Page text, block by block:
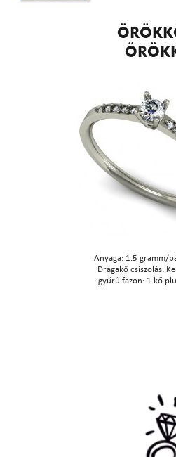
Anyaga: 1.5 gramm/
Drágakő csiszolás:
gyűrű fazon: 1 kő